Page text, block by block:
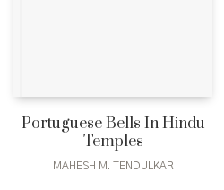
Portuguese Bells In Hindu
Temples
MAHESH M. TENDULKAR